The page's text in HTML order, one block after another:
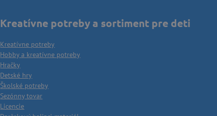
Kreatívne potreby a sortiment pre deti
Kreatívne potreby
Hobby a kreatívne potreby
Hračky
Detské hry
Školské potreby
Sezónny tovar
Licencie